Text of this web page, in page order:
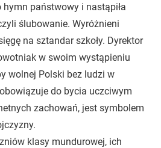
państwowy i nastąpiła
ślubowanie. Wyróżnieni
na sztandar szkoły. Dyrektor
w swoim wystąpieniu
wolnej Polski bez ludzi w
do bycia uczciwym
zachowań, jest symbolem
klasy mundurowej, ich